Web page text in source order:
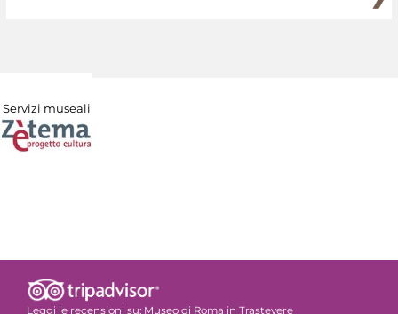
Servizi museali
Leggi le recensioni su: Museo di Roma in Trastevere